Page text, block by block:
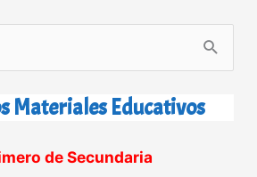
Materiales Educativos
de Secundaria